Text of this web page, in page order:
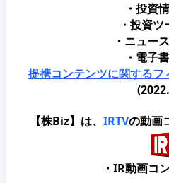
・投資
・投資
・ニュー
・電子
提携コンテンツに関する
【株Biz】は、 IRTVの動画
・IR動画コ